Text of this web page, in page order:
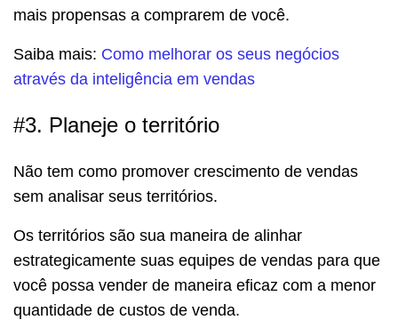
mais propensas a comprarem de você.
Saiba mais: Como melhorar os seus negócios
através da inteligência em vendas
#3. Planeje o território
Não tem como promover crescimento de vendas
sem analisar seus territórios.
Os territórios são sua maneira de alinhar
estrategicamente suas equipes de vendas para que
você possa vender de maneira eficaz com a menor
quantidade de custos de venda.